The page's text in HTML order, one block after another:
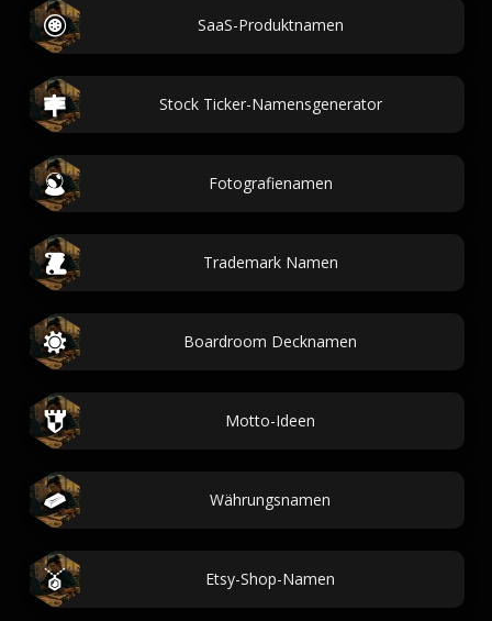
SaaS-Produktnamen
Stock Ticker-Namensgenerator
Fotografienamen
Trademark Namen
Boardroom Decknamen
Motto-Ideen
Währungsnamen
Etsy-Shop-Namen